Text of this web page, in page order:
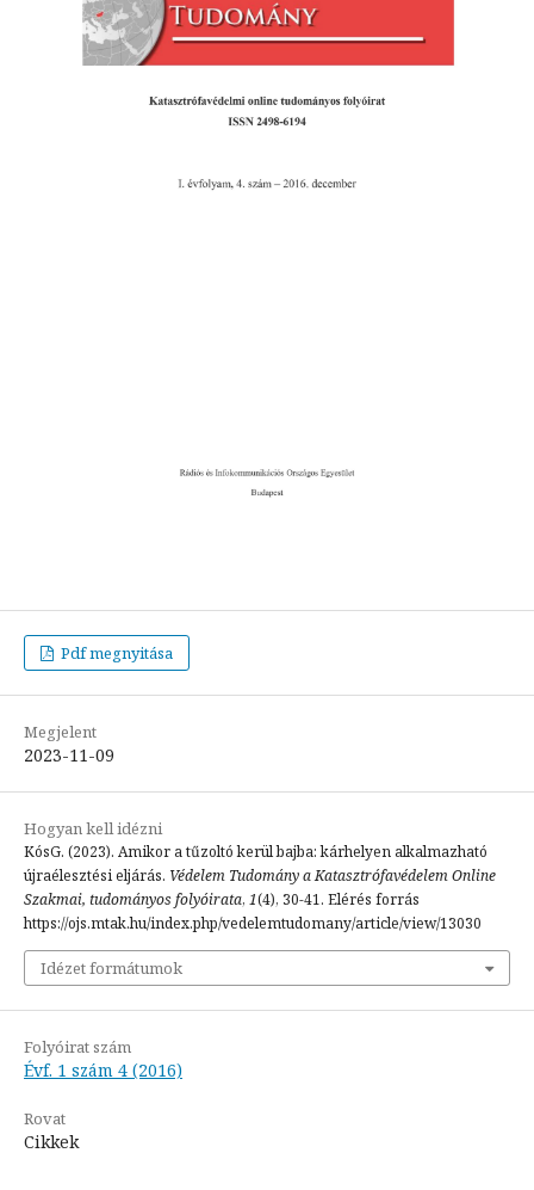
Pdf megnyitása
Megjelent
2023-11-09
Hogyan kell idézni
KósG. (2023). Amikor a tűzoltó kerül bajba: kárhelyen alkalmazható
újraélesztési eljárás. Védelem Tudomány a Katasztrófavédelem Online
Szakmai, tudományos folyóirata, 1(4), 30-41. Elérés forrás
https://ojs.mtak.hu/index.php/vedelemtudomany/article/view/13030
Idézet formátumok
Folyóirat szám
Évf. 1 szám 4 (2016)
Rovat
Cikkek